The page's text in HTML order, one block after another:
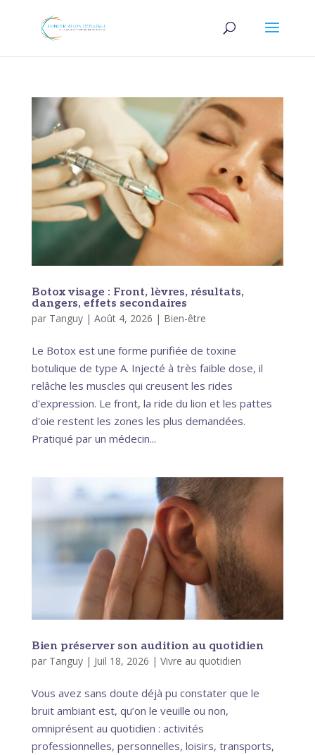
Botox visage : Front, lèvres, résultats,
dangers, effets secondaires
par Tanguy| Août 4, 2026 | Bien-être
Le Botox est une forme purifiée de toxine
botulique de type A. Injecté à très faible dose, il
relâche les muscles qui creusent les rides
d'expression. Le front, la ride du lion et les pattes
d'oie restent les zones les plus demandées.
Pratiqué par un médecin...
Bien préserver son audition au quotidien
par Tanguy| Juil 18, 2026 | Vivre au quotidien
Vous avez sans doute déjà pu constater que le
bruit ambiant est, qu’on le veuille ou non,
omniprésent au quotidien : activités
professionnelles, personnelles, loisirs, transports,